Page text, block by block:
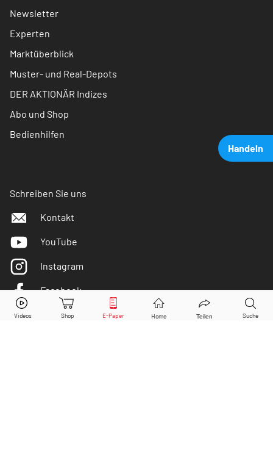
Handeln
Nordex Aktie jetzt handeln?
Newsletter
Experten
Marktüberblick
Muster- und Real-Depots
DER AKTIONÄR Indizes
Abo und Shop
Bedienhilfen
Schreiben Sie uns
Kontakt
YouTube
Instagram
Facebook
Twitter